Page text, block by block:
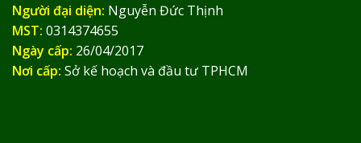
Người đại diện: Nguyễn Đức Thịnh
MST: 0314374655
Ngày cấp: 26/04/2017
Nơi cấp: Sở kế hoạch và đầu tư TPHCM